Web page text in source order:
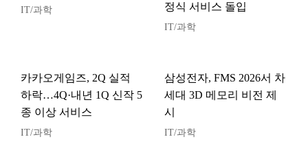
IT/과학
정식 서비스 돌입
IT/과학
카카오게임즈, 2Q 실적
하락…4Q·내년 1Q 신작 5
종 이상 서비스
IT/과학
삼성전자, FMS 2026서 차
세대 3D 메모리 비전 제
시
IT/과학